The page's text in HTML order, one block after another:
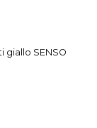
giallo SENSO